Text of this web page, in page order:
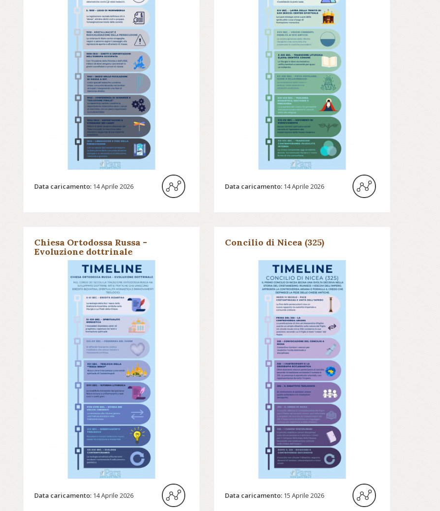
Data caricamento: 14 Aprile 2026 Data caricamento: 14 Aprile 2026
Chiesa Ortodossa Russa -
Evoluzione dottrinale
Data caricamento: 14 Aprile 2026
Concilio di Nicea (325)
Data caricamento: 15 Aprile 2026